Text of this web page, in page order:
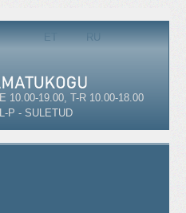
ET RU
E 10.00-19.00, T-R 10.00-18.00
L-P - SULETUD